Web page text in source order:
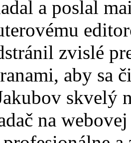
a poslal
zvislé
aby sa
skvelý
na